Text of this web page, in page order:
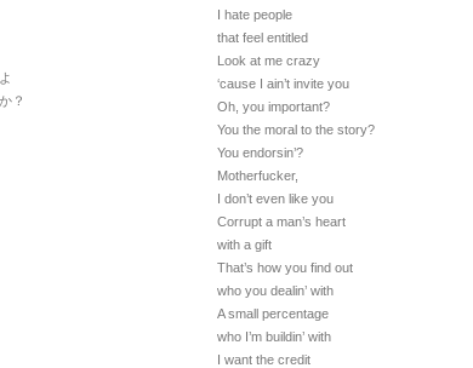
？
I hate people
that feel entitled
Look at me crazy
‘cause I ain’t invite you
Oh, you important?
You the moral to the story?
You endorsin’?
Motherfucker,
I don’t even like you
Corrupt a man’s heart
with a gift
That’s how you find out
who you dealin’ with
A small percentage
who I’m buildin’ with
I want the credit